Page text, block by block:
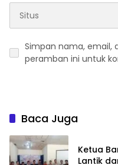
Simpan nama, email,
peramban ini untuk
Baca Juga
Ketua
Lantik